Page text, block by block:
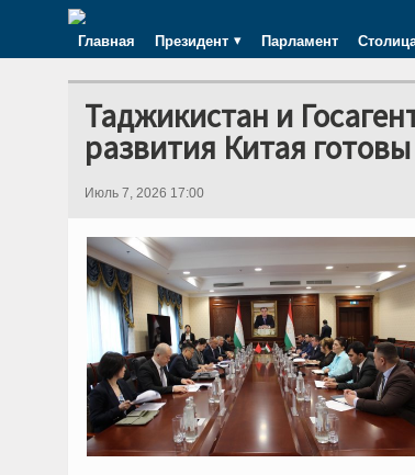
Главная Президент Парламент
Таджикистан и
развития Китая
Июль 7, 2026 17:00